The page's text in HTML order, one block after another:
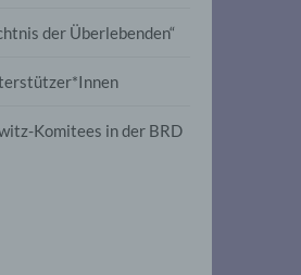
der Überlebenden“
Komitees in der BRD